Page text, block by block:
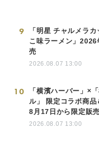
9
「明星 チャルメラ
こ味ラーメン」
売
2026.08.07 13:00
10
「横濱ハーバー」×
ル」 限定コラボ商
8月17日から限定販
2026.08.07 13:00